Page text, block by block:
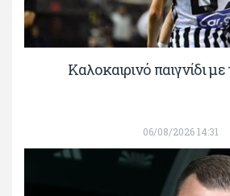
Καλοκαιρινό παιγνίδι
06/08/2026 14:31